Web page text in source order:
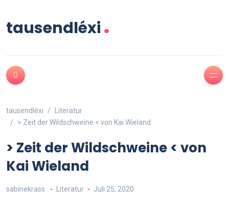
tausendléxi.
tausendléxi
Literatur
> Zeit der Wildschweine < von Kai Wieland
> Zeit der Wildschweine < von
Kai Wieland
sabinekrass Literatur Juli 25, 2020